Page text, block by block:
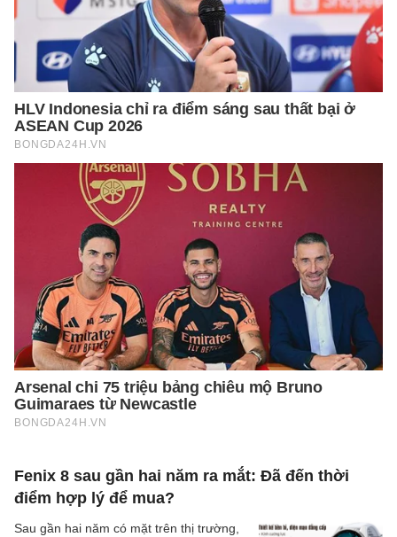
Fenix 8 sau gần hai năm ra mắt: Đã đến thời
điểm hợp lý để mua?
Sau gần hai năm có mặt trên thị trường,